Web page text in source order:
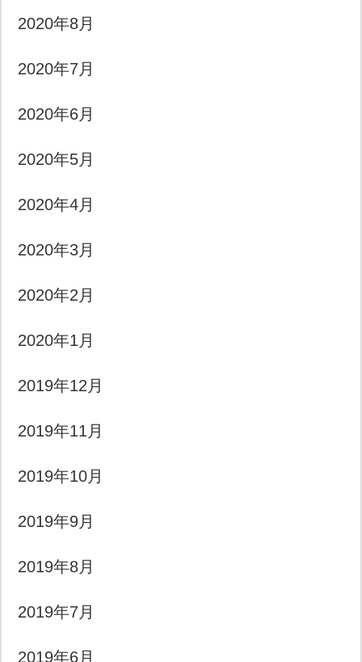
2020年8月
2020年7月
2020年6月
2020年5月
2020年4月
2020年3月
2020年2月
2020年1月
2019年12月
2019年11月
2019年10月
2019年9月
2019年8月
2019年7月
2019年6月